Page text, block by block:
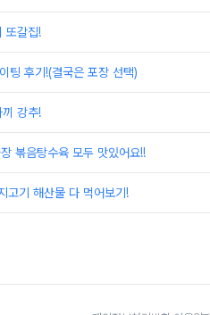
또갈집!
팅 후기!(결국은 포장 선택)
끼 강추!
볶음탕수육 모두 맛있어요!!
고기 해산물 다 먹어보기!